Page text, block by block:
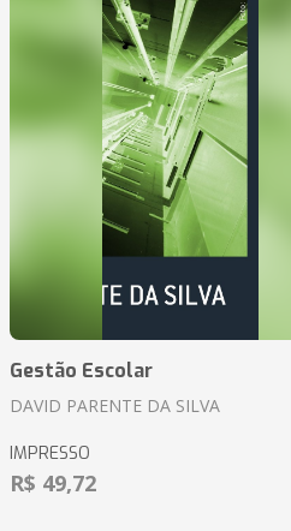
Gestão Escolar
DAVID PARENTE DA SILVA
IMPRESSO
R$ 49,72